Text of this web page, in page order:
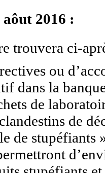
aôut 2016 :
trouvera ci-
ou
dans la
de
de
de stupéfiants